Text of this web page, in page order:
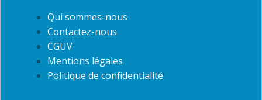
Qui sommes-nous
Contactez-nous
CGUV
Mentions légales
Politique de confidentialité